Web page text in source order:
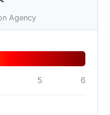
Agency
5 6